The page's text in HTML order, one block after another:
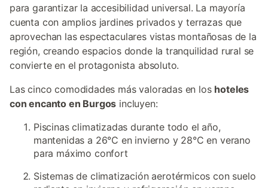
para garantizar la accesibilidad universal. La mayoría
cuenta con amplios jardines privados y terrazas que
aprovechan las espectaculares vistas montañosas de la
región, creando espacios donde la tranquilidad rural se
convierte en el protagonista absoluto.
Las cinco comodidades más valoradas en los hoteles
con encanto en Burgos incluyen:
Piscinas climatizadas durante todo el año,
mantenidas a 26°C en invierno y 28°C en verano
para máximo confort
Sistemas de climatización aerotérmicos con suelo